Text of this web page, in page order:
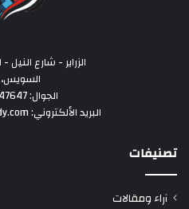
الزراير - شارع النيل
الجوال: 01007147647
البريد الألكتروني: admin@suezbalady.com
تصنيفات
آراء ومقالات